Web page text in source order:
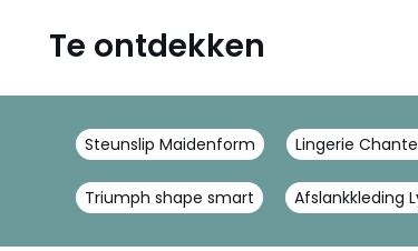
Te ontdekken
Steunslip Maidenform Lingerie
Triumph shape smart Afslankkleding